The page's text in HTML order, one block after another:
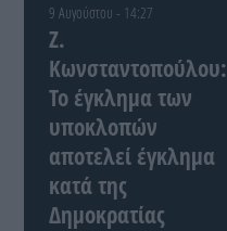
9 Αυγούστου - 14:27
Ζ.
Κωνσταντοπούλου:
Το έγκλημα των
υποκλοπών
αποτελεί έγκλημα
κατά της
Δημοκρατίας